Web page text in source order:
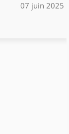
07 juin 2025